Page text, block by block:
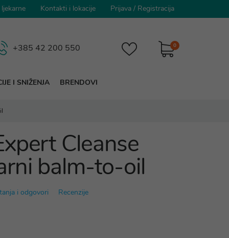
Kontakti i lokacije Prijava / Registracija
0
+385 42 200 550
I SNIŽENJA BRENDOVI
Cleanse
balm-to-oil
i odgovori Recenzije